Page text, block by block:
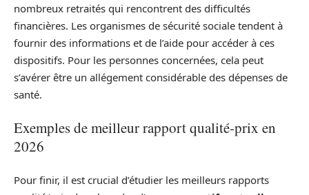
nombreux retraités qui rencontrent des difficultés
financières. Les organismes de sécurité sociale tendent à
fournir des informations et de l’aide pour accéder à ces
dispositifs. Pour les personnes concernées, cela peut
s’avérer être un allégement considérable des dépenses de
santé.
Exemples de meilleur rapport qualité-prix en
2026
Pour finir, il est crucial d’étudier les meilleurs rapports